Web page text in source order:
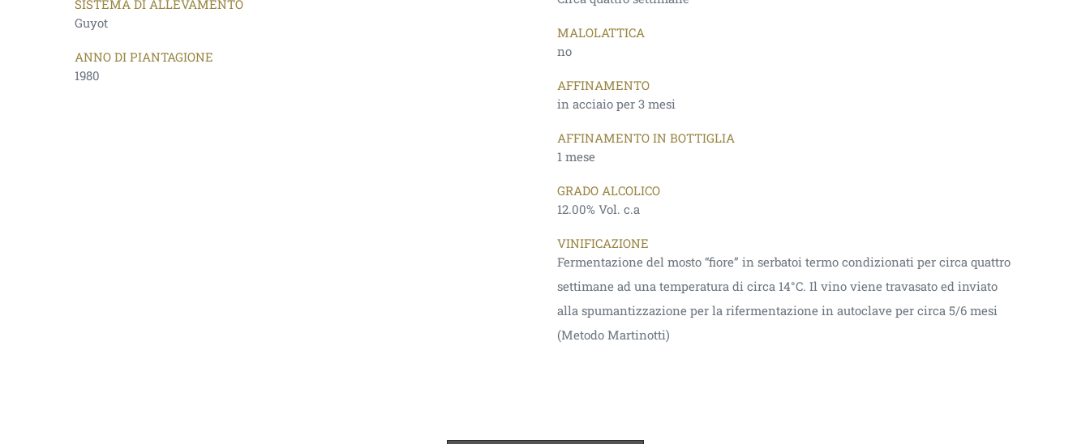
SISTEMA DI ALLEVAMENTO
Guyot
ANNO DI PIANTAGIONE
1980
MALOLATTICA
no
AFFINAMENTO
in acciaio per 3 mesi
AFFINAMENTO IN BOTTIGLIA
1 mese
GRADO ALCOLICO
12.00% Vol. c.a
VINIFICAZIONE
Fermentazione del mosto “fiore” in serbatoi termo condizionati per circa quattro
settimane ad una temperatura di circa 14°C. Il vino viene travasato ed inviato
alla spumantizzazione per la rifermentazione in autoclave per circa 5/6 mesi
(Metodo Martinotti)